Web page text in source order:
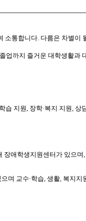
소통합니다. 다름은 차별이
업까지 즐거운 대학생활과
지원, 장학·복지 지원, 상
장애학생지원센터가 있으
며 교수·학습, 생활, 복지